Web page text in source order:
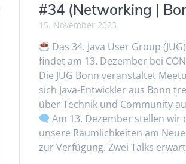
#34 (Networking |
15. November 2023
Das 34. Java User Group
findet am 13. Dezember bei
Die JUG Bonn veranstaltet
sich Java-Entwickler aus Bonn
über Technik und Community
Am 13. Dezember stellen wir
unsere Räumlichkeiten am
zur Verfügung. Zwei Talks